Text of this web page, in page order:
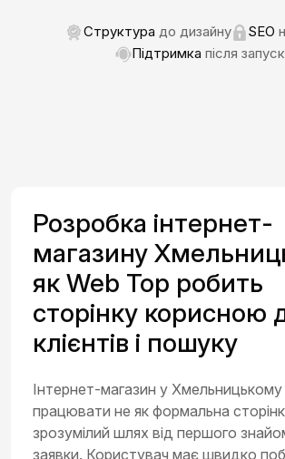
Структура до дизайну SEO
Підтримка після
Розробка інтернет-
магазину
як Web Top робить
сторінку корисною
клієнтів і пошуку
Інтернет-магазин у
працювати не як формальна
зрозумілий шлях від першого
заявки. Користувач має швидко